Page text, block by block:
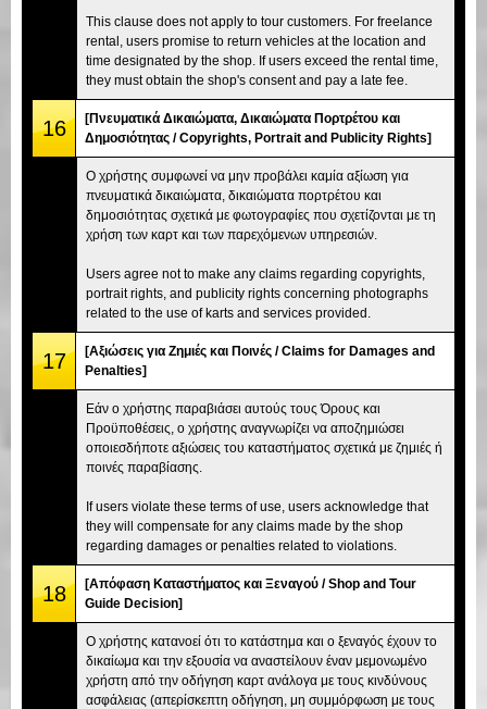
This clause does not apply to tour customers. For freelance
rental, users promise to return vehicles at the location and
time designated by the shop. If users exceed the rental time,
they must obtain the shop's consent and pay a late fee.
16
[Πνευματικά Δικαιώματα, Δικαιώματα Πορτρέτου και
Δημοσιότητας / Copyrights, Portrait and Publicity Rights]
Ο χρήστης συμφωνεί να μην προβάλει καμία αξίωση για
πνευματικά δικαιώματα, δικαιώματα πορτρέτου και
δημοσιότητας σχετικά με φωτογραφίες που σχετίζονται με τη
χρήση των καρτ και των παρεχόμενων υπηρεσιών.
Users agree not to make any claims regarding copyrights,
portrait rights, and publicity rights concerning photographs
related to the use of karts and services provided.
17
[Αξιώσεις για Ζημιές και Ποινές / Claims for Damages and
Penalties]
Εάν ο χρήστης παραβιάσει αυτούς τους Όρους και
Προϋποθέσεις, ο χρήστης αναγνωρίζει να αποζημιώσει
οποιεσδήποτε αξιώσεις του καταστήματος σχετικά με ζημιές ή
ποινές παραβίασης.
If users violate these terms of use, users acknowledge that
they will compensate for any claims made by the shop
regarding damages or penalties related to violations.
18
[Απόφαση Καταστήματος και Ξεναγού / Shop and Tour
Guide Decision]
Ο χρήστης κατανοεί ότι το κατάστημα και ο ξεναγός έχουν το
δικαίωμα και την εξουσία να αναστείλουν έναν μεμονωμένο
χρήστη από την οδήγηση καρτ ανάλογα με τους κινδύνους
ασφάλειας (απερίσκεπτη οδήγηση, μη συμμόρφωση με τους